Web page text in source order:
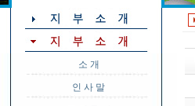
소 개
인 사 말